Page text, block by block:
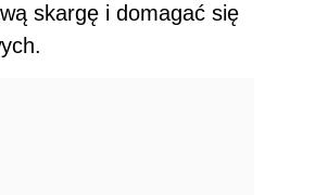
skargę i domagać się